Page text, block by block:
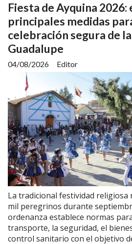
Fiesta de Ayquina 2026:
principales medidas
celebración segura de
Guadalupe
Editor
04/08/2026
La tradicional festividad religiosa
mil peregrinos durante
ordenanza establece normas
transporte, la seguridad, el
control sanitario con el objetivo